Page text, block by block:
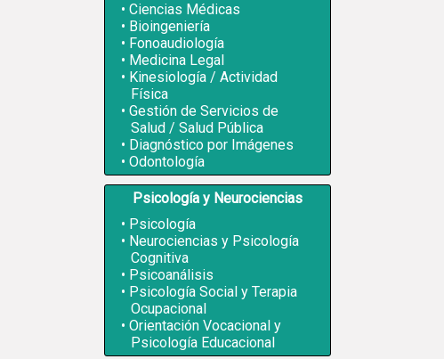
Ciencias Médicas
Bioingeniería
Fonoaudiología
Medicina Legal
Kinesiología / Actividad
Física
Gestión de Servicios de
Salud / Salud Pública
Diagnóstico por Imágenes
Odontología
Psicología y Neurociencias
Psicología
Neurociencias y Psicología
Cognitiva
Psicoanálisis
Psicología Social y Terapia
Ocupacional
Orientación Vocacional y
Psicología Educacional